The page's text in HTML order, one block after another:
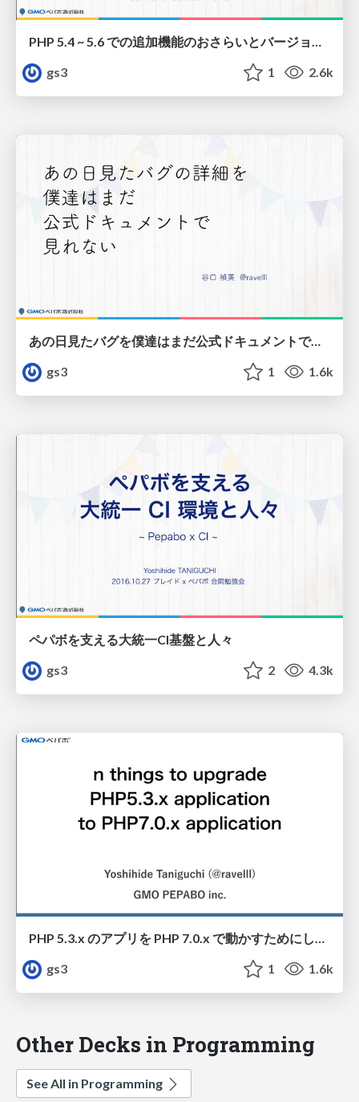
PHP 5.4 ~ 5.6 での追加機能のおさらいとバージョンアップへの誘い / php54 to 56 and version up
gs3
1 2.6k
あの日見たバグを僕達はまだ公式ドキュメントで見れない / The bug we saw that day
gs3
1 1.6k
ペパボを支える大統一CI基盤と人々
gs3
2 4.3k
PHP 5.3.x のアプリを PHP 7.0.x で動かすためにした n 個のこと
gs3
1 1.6k
Other Decks in Programming
See All in Programming